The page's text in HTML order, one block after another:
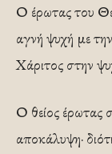
Ο έρωτας του
αγνή ψυχή με
Χάριτος στην
Ο θείος έρωτας
αποκάλυψη·